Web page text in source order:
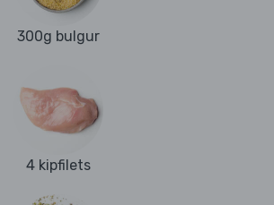
300g bulgur
4 kipfilets